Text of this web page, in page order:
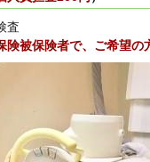
査
険被保険者で、ご希望の